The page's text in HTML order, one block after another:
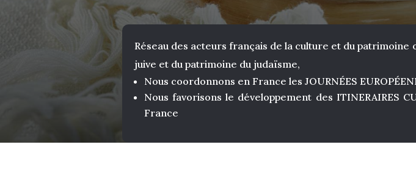
Réseau des acteurs français de la culture et du
juive et du patrimoine du judaïsme,
Nous coordonnons en France les JOURNÉES
Nous favorisons le développement des ITINERAIRES
France